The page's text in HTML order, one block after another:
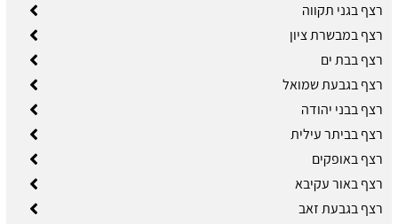
רצף בגני תקווה
רצף במבשרת ציון
רצף בבת ים
רצף בגבעת שמואל
רצף בבני יהודה
רצף בביתר עילית
רצף באופקים
רצף באור עקיבא
רצף בגבעת זאב